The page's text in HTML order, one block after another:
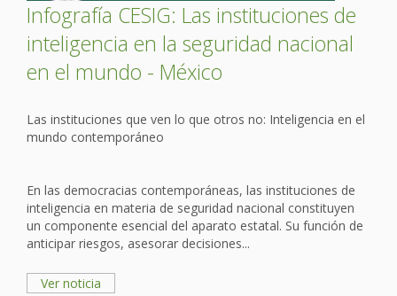
Infografía CESIG: Las instituciones de
inteligencia en la seguridad nacional
en el mundo - México
Las instituciones que ven lo que otros no: Inteligencia en el
mundo contemporáneo
En las democracias contemporáneas, las instituciones de
inteligencia en materia de seguridad nacional constituyen
un componente esencial del aparato estatal. Su función de
anticipar riesgos, asesorar decisiones...
Ver noticia